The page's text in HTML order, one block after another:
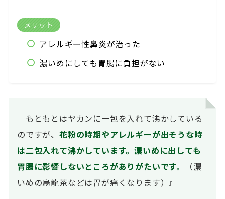
メリット
アレルギー性鼻炎が治った
濃いめにしても胃腸に負担がない
『もともとはヤカンに一包を入れて沸かしている
のですが、 花粉の時期やアレルギーが出そうな時
は二包入れて沸かしています。濃いめに出しても
胃腸に影響しないところがありがたいです。
（濃
いめの烏龍茶などは胃が痛くなります）』